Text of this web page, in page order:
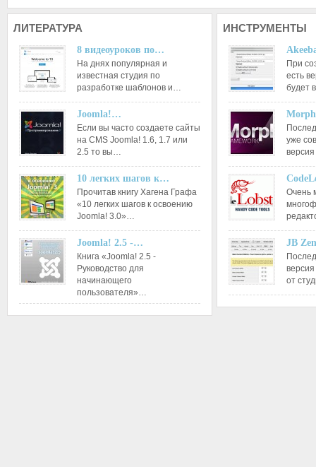
ЛИТЕРАТУРА
8 видеоуроков по…
На днях популярная и
известная студия по
разработке шаблонов и…
Joomla!…
Если вы часто создаете сайты
на CMS Joomla! 1.6, 1.7 или
2.5 то вы…
10 легких шагов к…
Прочитав книгу Хагена Графа
«10 легких шагов к освоению
Joomla! 3.0»…
Joomla! 2.5 -…
Книга «Joomla! 2.5 -
Руководство для
начинающего
пользователя»…
ИНСТРУМЕНТЫ
При
есть
будет
уже
Очень
JB
от